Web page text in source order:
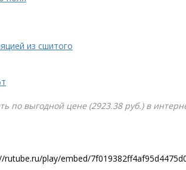
из сшитого
по выгодной цене (2923.38 руб.) в
play/embed/